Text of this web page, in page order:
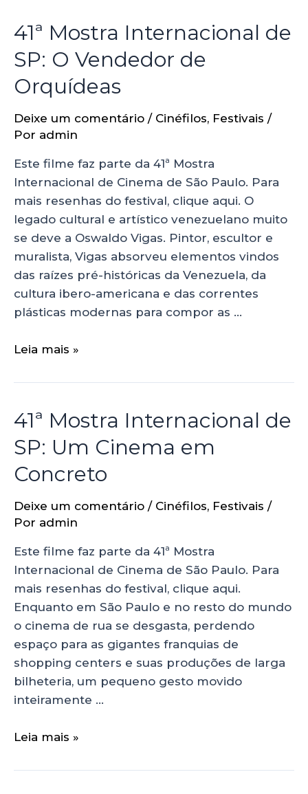
41ª Mostra Internacional de
SP: O Vendedor de
Orquídeas
Deixe um comentário / Cinéfilos, Festivais /
Por admin
Este filme faz parte da 41ª Mostra
Internacional de Cinema de São Paulo. Para
mais resenhas do festival, clique aqui. O
legado cultural e artístico venezuelano muito
se deve a Oswaldo Vigas. Pintor, escultor e
muralista, Vigas absorveu elementos vindos
das raízes pré-históricas da Venezuela, da
cultura ibero-americana e das correntes
plásticas modernas para compor as …
Leia mais »
41ª Mostra Internacional de
SP: Um Cinema em
Concreto
Deixe um comentário / Cinéfilos, Festivais /
Por admin
Este filme faz parte da 41ª Mostra
Internacional de Cinema de São Paulo. Para
mais resenhas do festival, clique aqui.
Enquanto em São Paulo e no resto do mundo
o cinema de rua se desgasta, perdendo
espaço para as gigantes franquias de
shopping centers e suas produções de larga
bilheteria, um pequeno gesto movido
inteiramente …
Leia mais »